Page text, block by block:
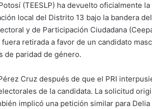
(TEESLP) ha devuelto oficialmente
local del Distrito 13 bajo la bandera
y de Participación Ciudadana
retirada a favor de un candidato
de paridad de género.
Cruz después de que el PRI
de la candidata. La solicitud
implicó una petición similar para Delia